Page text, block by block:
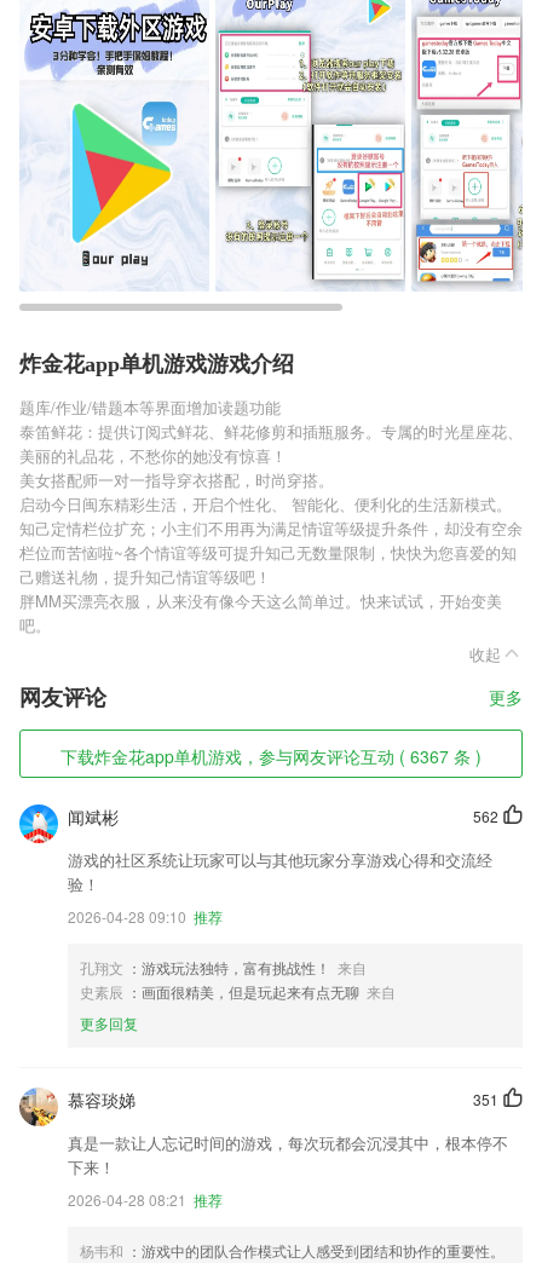
炸金花app单机游戏游戏介绍
题库/作业/错题本等界面增加读题功能
泰笛鲜花：提供订阅式鲜花、鲜花修剪和插瓶服务。专属的时光星座花、
美丽的礼品花，不愁你的她没有惊喜！
美女搭配师一对一指导穿衣搭配，时尚穿搭。
启动今日闽东精彩生活，开启个性化、 智能化、便利化的生活新模式。
知己定情栏位扩充；小主们不用再为满足情谊等级提升条件，却没有空余
栏位而苦恼啦~各个情谊等级可提升知己无数量限制，快快为您喜爱的知
己赠送礼物，提升知己情谊等级吧！
胖MM买漂亮衣服，从来没有像今天这么简单过。快来试试，开始变美
吧。
收起
网友评论 更多
下载炸金花app单机游戏，参与网友评论互动 ( 6367 条 )
562
闻斌彬
游戏的社区系统让玩家可以与其他玩家分享游戏心得和交流经
验！
2026-04-28 09:10 推荐
孔翔文 ：游戏玩法独特，富有挑战性！
来自
史素辰 ：画面很精美，但是玩起来有点无聊 来自
更多回复
351
慕容琰娣
真是一款让人忘记时间的游戏，每次玩都会沉浸其中，根本停不
下来！
2026-04-28 08:21 推荐
杨韦和 ：游戏中的团队合作模式让人感受到团结和协作的重要性。